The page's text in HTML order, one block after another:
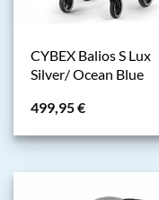
CYBEX Balios S Lux
Silver/ Ocean Blue
499,95€